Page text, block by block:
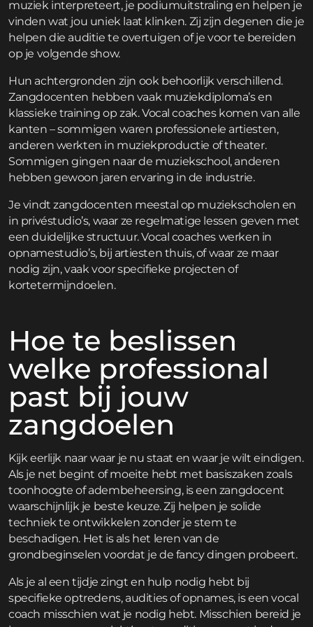
muziek interpreteert, je podiumuitstraling en helpen je
vinden wat jou uniek laat klinken. Zij zijn degenen die je
helpen die auditie te overtuigen of je voor te bereiden
op je volgende show.
Hun achtergronden zijn ook behoorlijk verschillend.
Zangdocenten hebben vaak muziekdiploma’s en
klassieke training op zak. Vocal coaches komen van alle
kanten – sommigen waren professionele artiesten,
anderen werkten in muziekproductie of theater.
Sommigen gingen naar de muziekschool, anderen
hebben gewoon jaren ervaring in de industrie.
Je vindt zangdocenten meestal op muziekscholen en
in privéstudio’s, waar ze regelmatige lessen geven met
een duidelijke structuur. Vocal coaches werken in
opnamestudio’s, bij artiesten thuis, of waar ze maar
nodig zijn, vaak voor specifieke projecten of
kortetermijndoelen.
Hoe te beslissen
welke professional
past bij jouw
zangdoelen
Kijk eerlijk naar waar je nu staat en waar je wilt eindigen.
Als je net begint of moeite hebt met basiszaken zoals
toonhoogte of adembeheersing, is een zangdocent
waarschijnlijk je beste keuze. Zij helpen je solide
techniek te ontwikkelen zonder je stem te
beschadigen. Het is als het leren van de
grondbeginselen voordat je de fancy dingen probeert.
Als je al een tijdje zingt en hulp nodig hebt bij
specifieke optredens, audities of opnames, is een vocal
coach misschien wat je nodig hebt. Misschien bereid je